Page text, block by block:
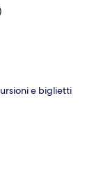
e biglietti